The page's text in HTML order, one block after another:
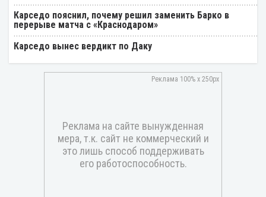
Карседо пояснил, почему решил заменить Барко в
перерыве матча с «Краснодаром»
Карседо вынес вердикт по Даку